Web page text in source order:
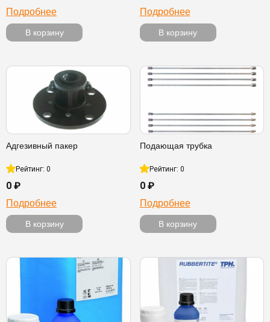
Подробнее
В корзину
Подробнее
В корзину
Адгезивный пакер
Рейтинг: 0
0 ₽
Подробнее
В корзину
Подающая трубка
Рейтинг: 0
0 ₽
Подробнее
В корзину